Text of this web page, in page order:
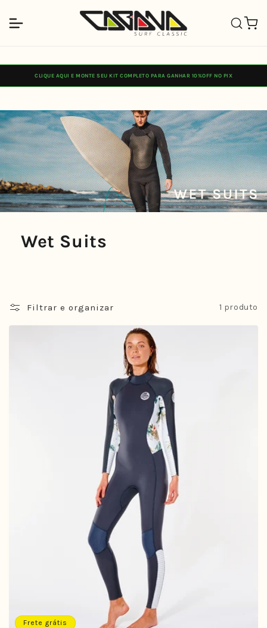
conteúdo
CLIQUE AQUI E MONTE SEU KIT COMPLETO PARA GANHAR 10%OFF NO PIX
Wet Suits
Filtrar e organizar 1 produto
Frete grátis